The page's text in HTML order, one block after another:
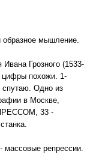
образное мышление.
Грозного (1533-
цифры похожи. 1-
спутаю. Одно из
в Москве,
ПРЕССОМ, 33 -
массовые репрессии.